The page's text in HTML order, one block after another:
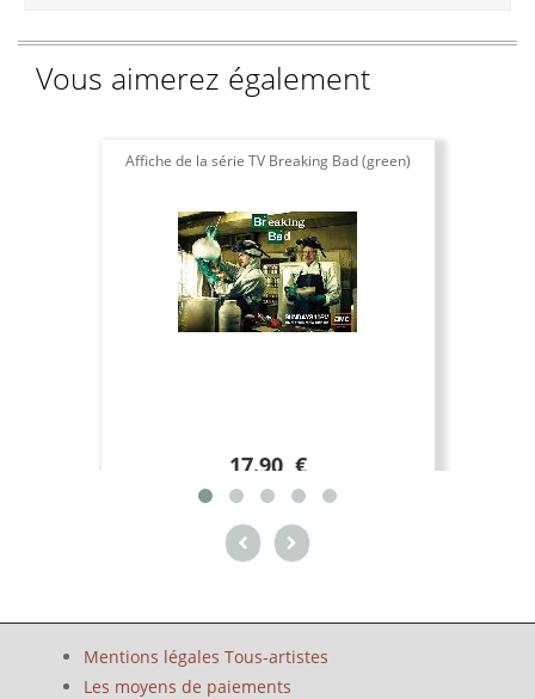
Vous aimerez également
Affiche de la série TV Breaking Bad (green)
17.90 €
Mentions légales Tous-artistes
Les moyens de paiements